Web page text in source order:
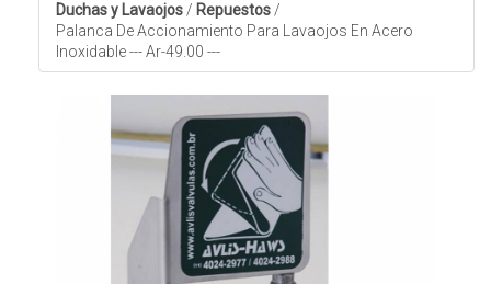
Duchas y Lavaojos / Repuestos /
Palanca De Accionamiento Para Lavaojos En Acero
Inoxidable --- Ar-49.00 ---